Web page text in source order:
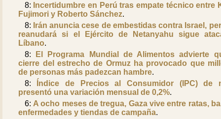
8: Incertidumbre en Perú tras empate técnico entre
Fujimori y Roberto Sánchez.
8: Irán anuncia cese de embestidas contra Israel,
reanudará si el Ejército de Netanyahu sigue
Líbano.
8:
El Programa Mundial de Alimentos advierte
cierre del estrecho de Ormuz ha provocado que
de personas más padezcan hambre.
8:
Índice de Precios al Consumidor (IPC) de
presentó una variación mensual de 0,2%.
6: A ocho meses de tregua, Gaza vive entre ratas,
enfermedades y tiendas de campaña.